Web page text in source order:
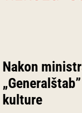
Nakon
kulture